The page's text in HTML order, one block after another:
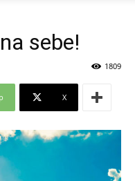
sebe!
1809
X